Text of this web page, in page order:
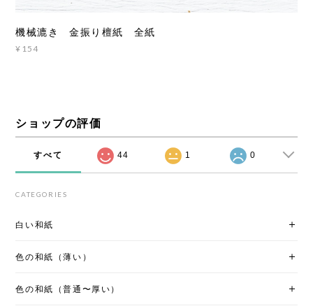
機械漉き 金振り檀紙 全紙
¥154
ショップの評価
すべて 44 1 0
CATEGORIES
白い和紙
色の和紙（薄い）
色の和紙（普通〜厚い）